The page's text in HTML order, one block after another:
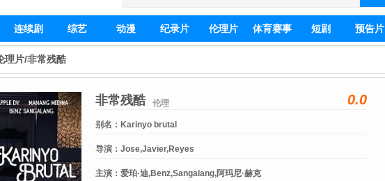
连续剧 综艺 动漫 纪录片 伦理片 体育赛事 短剧 预告片
理片/非常残酷
非常残酷 伦理 0.0
别名： Karinyo brutal
导演： Jose,Javier,Reyes
主演： 爱珀·迪,Benz,Sangalang,阿玛尼·赫克